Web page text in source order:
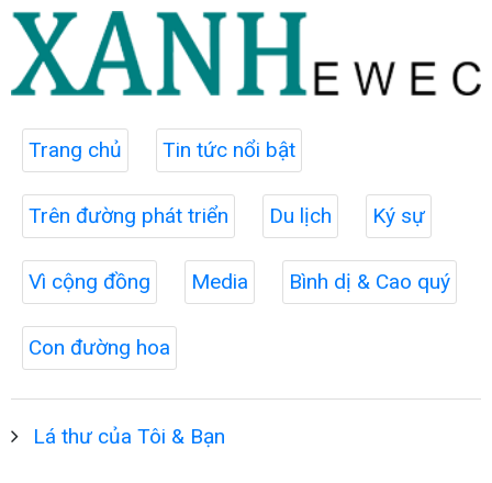
Trang chủ Tin tức nổi bật
Trên đường phát triển Du lịch Ký sự
Vì cộng đồng Media Bình dị & Cao quý
Con đường hoa
Lá thư của Tôi & Bạn